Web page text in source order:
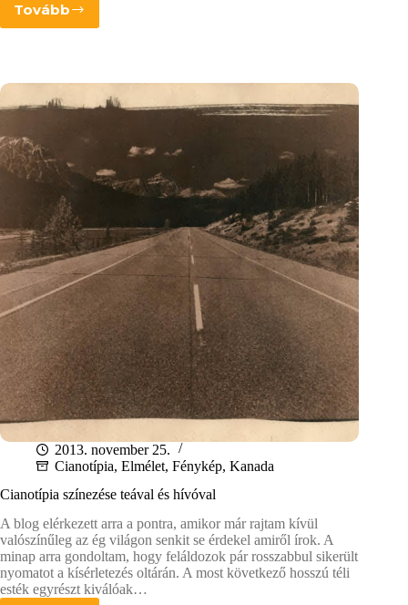
TovábbHogyan
magazin
címlaphoz?
2013. november 25.
Cianotípia, Elmélet, Fénykép, Kanada
Cianotípia színezése teával és hívóval
A blog elérkezett arra a pontra, amikor már rajtam kívül
valószínűleg az ég világon senkit se érdekel amiről írok. A
minap arra gondoltam, hogy feláldozok pár rosszabbul sikerült
nyomatot a kísérletezés oltárán. A most következő hosszú téli
esték egyrészt kiválóak…